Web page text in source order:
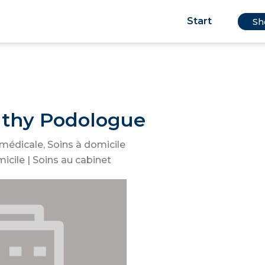
Start
Podologue
, Soins à domicile
| Soins au cabinet